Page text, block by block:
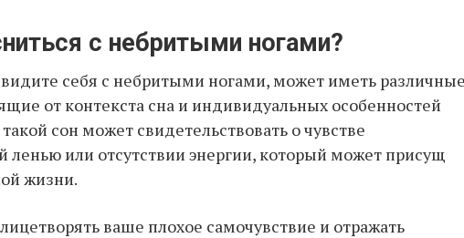
с небритыми ногами?
себя с небритыми ногами, может иметь различные
от контекста сна и индивидуальных особенностей
сон может свидетельствовать о чувстве
ленью или отсутствии энергии, который может присущ
жизни.
ваше плохое самочувствие и отражать